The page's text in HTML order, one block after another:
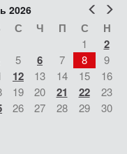
Попер
2026
С Ч П С Н
1 2
5 6 7 8
9
12 13 14 15
16
19 20 21 22
23
26 27 28 29
30